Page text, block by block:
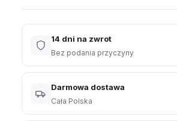
14 dni na zwrot
Bez podania przyczyny
Darmowa dostawa
Cała Polska